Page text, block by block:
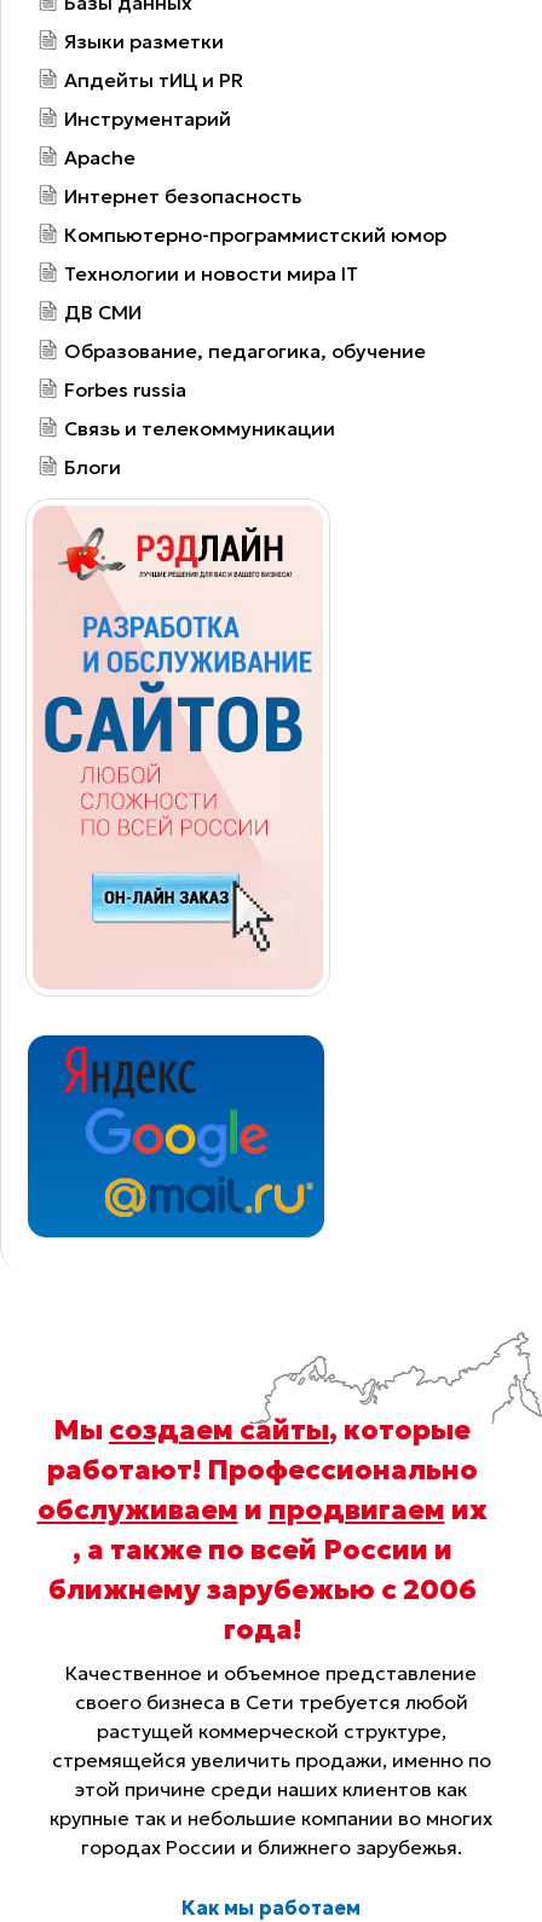
Языки разметки
Апдейты тИЦ и PR
Инструментарий
Apache
Интернет безопасность
Компьютерно-программистский юмор
Технологии и новости мира IT
ДВ СМИ
Образование, педагогика, обучение
Forbes russia
Связь и телекоммуникации
Блоги
Мы создаем сайты, которые
работают! Профессионально
обслуживаем и продвигаем их
, а также по всей России и
ближнему зарубежью с 2006
года!
Качественное и объемное представление
своего бизнеса в Сети требуется любой
растущей коммерческой структуре,
стремящейся увеличить продажи, именно по
этой причине среди наших клиентов как
крупные так и небольшие компании во многих
городах России и ближнего зарубежья.
Как мы работаем